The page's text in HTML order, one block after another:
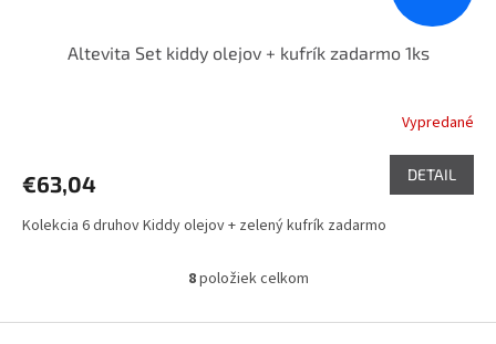
Altevita Set kiddy olejov + kufrík zadarmo 1ks
Vypredané
€63,04 DETAIL
Kolekcia 6 druhov Kiddy olejov + zelený kufrík zadarmo
O
l
8položiek celkom